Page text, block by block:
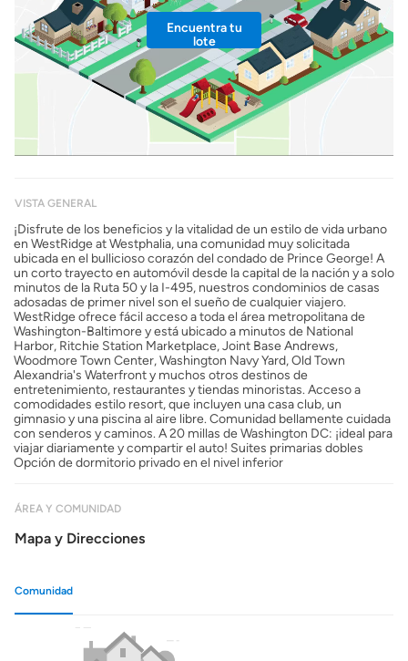
Encuentra tu
lote
VISTA GENERAL
¡Disfrute de los beneficios y la vitalidad de un estilo de vida urbano
en WestRidge at Westphalia, una comunidad muy solicitada
ubicada en el bullicioso corazón del condado de Prince George! A
un corto trayecto en automóvil desde la capital de la nación y a solo
minutos de la Ruta 50 y la I-495, nuestros condominios de casas
adosadas de primer nivel son el sueño de cualquier viajero.
WestRidge ofrece fácil acceso a toda el área metropolitana de
Washington-Baltimore y está ubicado a minutos de National
Harbor, Ritchie Station Marketplace, Joint Base Andrews,
Woodmore Town Center, Washington Navy Yard, Old Town
Alexandria's Waterfront y muchos otros destinos de
entretenimiento, restaurantes y tiendas minoristas. Acceso a
comodidades estilo resort, que incluyen una casa club, un
gimnasio y una piscina al aire libre. Comunidad bellamente cuidada
con senderos y caminos. A 20 millas de Washington DC: ¡ideal para
viajar diariamente y compartir el auto! Suites primarias dobles
Opción de dormitorio privado en el nivel inferior
ÁREA Y COMUNIDAD
Mapa y Direcciones
Comunidad